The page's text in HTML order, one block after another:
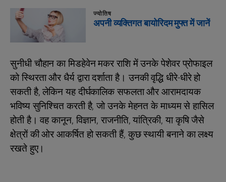
ज्योतिष
अपनी व्यक्तिगत बायोरिदम मुफ्त में जानें
सुनीधी चौहान का मिडहेवेन मकर राशि में उनके पेशेवर प्रोफाइल
को स्थिरता और धैर्य द्वारा दर्शाता है। उनकी वृद्धि धीरे-धीरे हो
सकती है, लेकिन यह दीर्घकालिक सफलता और आरामदायक
भविष्य सुनिश्चित करती है, जो उनके मेहनत के माध्यम से हासिल
होती है। वह कानून, विज्ञान, राजनीति, यांत्रिकी, या कृषि जैसे
क्षेत्रों की ओर आकर्षित हो सकती हैं, कुछ स्थायी बनाने का लक्ष्य
रखते हुए।